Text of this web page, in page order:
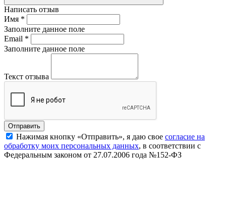
Написать отзыв
Имя *
Заполните данное поле
Email *
Заполните данное поле
Текст отзыва
Нажимая кнопку «Отправить», я даю свое согласие на
обработку моих персональных данных, в соответствии с
Федеральным законом от 27.07.2006 года №152-ФЗ